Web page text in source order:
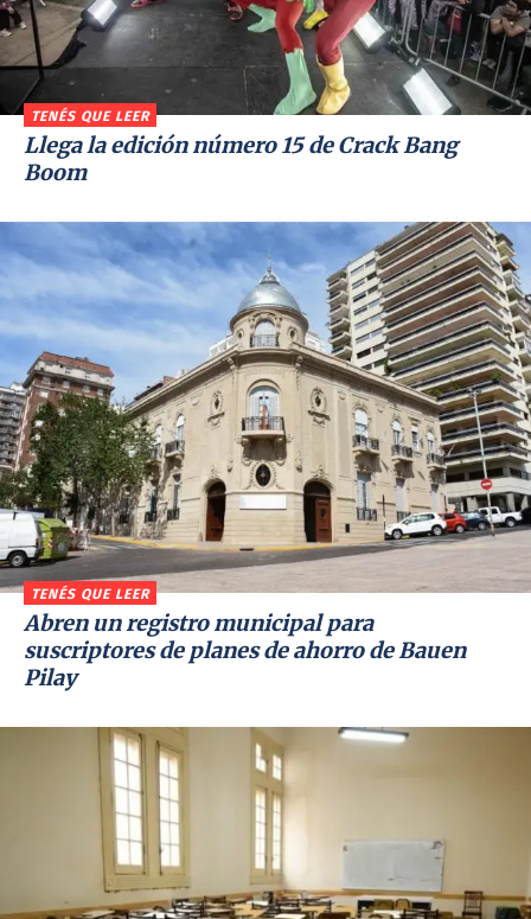
TENÉS QUE LEER
Llega la edición número 15 de Crack Bang
Boom
TENÉS QUE LEER
Abren un registro municipal para
suscriptores de planes de ahorro de Bauen
Pilay